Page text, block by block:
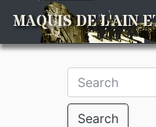
MAQUIS DE L'AIN
Search